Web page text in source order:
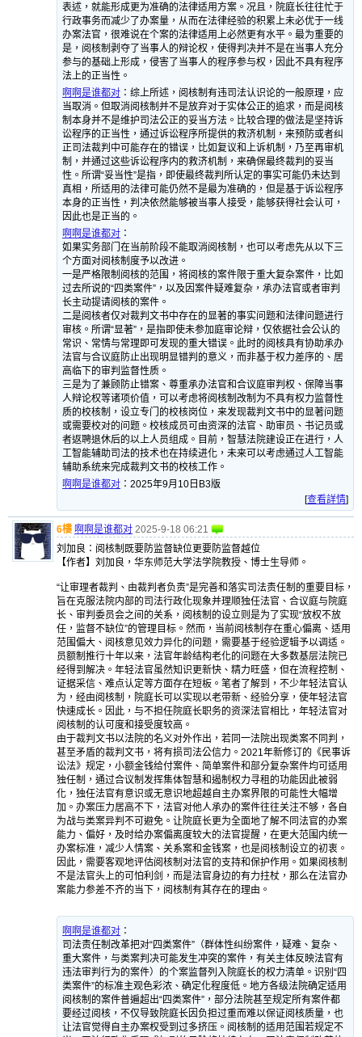
表述，就能形成更为准确的法律适用方案。况且，院庭长往往忙于
行政事务而减少了办案量，从而在法律经验的积累上未必优于一线
办案法官，很难说在个案的法律适用上必然更有水平。最为重要的
是，阅核制剥夺了当事人的辩论权，使得判决并不是在当事人充分
参与的基础上形成，侵害了当事人的程序参与权，因此不具有程序
法上的正当性。
啊啊是谁都对 ： 综上所述，阅核制有违司法认识论的一般原理，应
当取消。但取消阅核制并不是放弃对于实体公正的追求，而是阅核
制本身并不是维护司法公正的妥当方法。比较合理的做法是坚持诉
讼程序的正当性，通过诉讼程序所提供的救济机制，来预防或者纠
正司法裁判中可能存在的错误，比如复议和上诉机制，乃至再审机
制，并通过这些诉讼程序内的救济机制，来确保最终裁判的妥当
性。所谓“妥当性”是指，即使最终裁判所认定的事实可能仍未达到
真相，所适用的法律可能仍然不是最为准确的，但是基于诉讼程序
本身的正当性，判决依然能够被当事人接受，能够获得社会认可，
因此也是正当的。
啊啊是谁都对 ：
如果实务部门在当前阶段不能取消阅核制，也可以考虑先从以下三
个方面对阅核制度予以改进。
一是严格限制阅核的范围，将阅核的案件限于重大复杂案件，比如
过去所说的“四类案件”，以及因案件疑难复杂，承办法官或者审判
长主动提请阅核的案件。
二是阅核者仅对裁判文书中存在的显著的事实问题和法律问题进行
审核。所谓“显著”，是指即使未参加庭审论辩，仅依据社会公认的
常识、常情与常理即可发现的重大错误。此时的阅核具有协助承办
法官与合议庭防止出现明显错判的意义，而非基于权力差序的、居
高临下的审判监督性质。
三是为了兼顾防止错案、尊重承办法官和合议庭审判权、保障当事
人辩论权等诸项价值，可以考虑将阅核制改制为不具有权力监督性
质的校核制，设立专门的校核岗位，来发现裁判文书中的显著问题
或需要校对的问题。校核成员可由资深的法官、助审员、书记员或
者返聘退休后的以上人员组成。目前，智慧法院建设正在进行，人
工智能辅助司法的技术也在持续进化，未来可以考虑通过人工智能
辅助系统来完成裁判文书的校核工作。
啊啊是谁都对 ： 2025年9月10日B3版
[查看詳情]
6樓 啊啊是谁都对 2025-9-18 06:21
刘加良：阅核制既要防监督缺位更要防监督越位
【作者】刘加良，华东师范大学法学院教授、博士生导师。
“让审理者裁判、由裁判者负责”是完善和落实司法责任制的重要目标，
旨在克服法院内部的司法行政化现象并理顺独任法官、合议庭与院庭
长、审判委员会之间的关系，阅核制的设立则是为了实现“放权不放
任，监督不缺位”的管理目标。然而，当前阅核制存在重心偏离、适用
范围偏大、阅核意见效力异化的问题，需要基于经验逻辑予以调适。
员额制推行十年以来，法官年龄结构老化的问题在大多数基层法院已
经得到解决。年轻法官虽然知识更新快、精力旺盛，但在流程控制、
证据采信、难点认定等方面存在短板。笔者了解到，不少年轻法官认
为，经由阅核制，院庭长可以实现以老带新、经验分享，使年轻法官
快速成长。因此，与不担任院庭长职务的资深法官相比，年轻法官对
阅核制的认可度和接受度较高。
由于裁判文书以法院的名义对外作出，若同一法院出现类案不同判，
甚至矛盾的裁判文书，将有损司法公信力。2021年新修订的《民事诉
讼法》规定，小额金钱给付案件、简单案件和部分复杂案件均可适用
独任制，通过合议制发挥集体智慧和遏制权力寻租的功能因此被弱
化，独任法官有意识或无意识地超越自主办案界限的可能性大幅增
加。办案压力居高不下，法官对他人承办的案件往往关注不够，各自
为战与类案异判不可避免。让院庭长更为全面地了解不同法官的办案
能力、偏好，及时给办案偏离度较大的法官提醒，在更大范围内统一
办案标准，减少人情案、关系案和金钱案，也是阅核制设立的初衷。
因此，需要客观地评估阅核制对法官的支持和保护作用。如果阅核制
不是法官头上的可怕利剑，而是法官身边的有力拄杖，那么在法官办
案能力参差不齐的当下，阅核制有其存在的理由。
啊啊是谁都对 ：
司法责任制改革把对“四类案件”（群体性纠纷案件，疑难、复杂、
重大案件，与类案判决可能发生冲突的案件，有关主体反映法官有
违法审判行为的案件）的个案监督列入院庭长的权力清单。识别“四
类案件”的标准主观色彩浓、确定化程度低。地方各级法院确定适用
阅核制的案件普遍超出“四类案件”，部分法院甚至规定所有案件都
要经过阅核，不仅导致院庭长因负担过重而难以保证阅核质量，也
让法官觉得自主办案权受到过多挤压。阅核制的适用范围若规定不